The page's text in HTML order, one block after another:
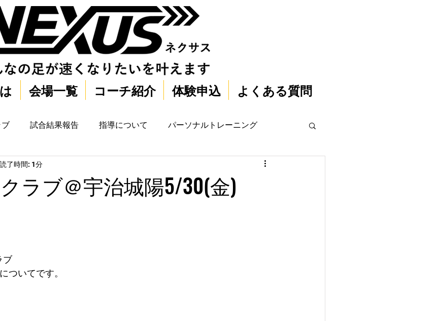
会場一覧 コーチ紹介 体験申込 よくある質問
試合結果報告 指導について パーソナルトレーニング
ラブ＠宇治城陽5/30(金)
読了時間: 1分
ブ
ついてです。